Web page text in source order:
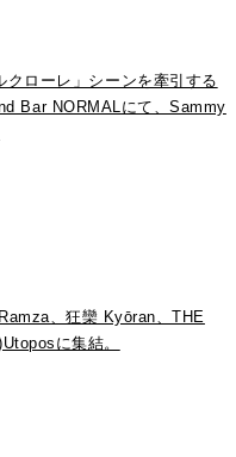
ローレ」シーンを牽引する
Bar NORMALにて、Sammy
、狂欒 Kyōran、THE
に集結。